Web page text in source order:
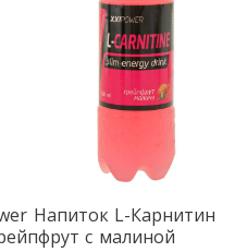
Напиток L-Карнитин
с малиной